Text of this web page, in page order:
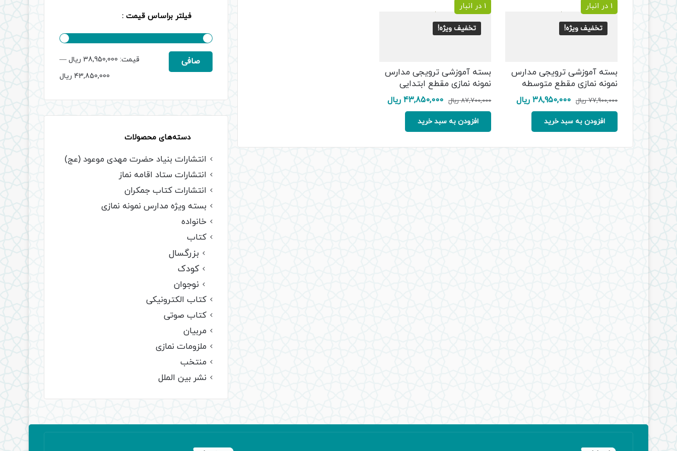
تخفیف ویژه!
1 در انبار
بسته آموزشی ترویجی مدارس
نمونه نمازی مقطع متوسطه
77,900,000 ریال قیمت
اصلی:
بود.
38,950,000 ریالقیمت
افزودن به سبد خرید
تخفیف ویژه!
1 در انبار
بسته آموزشی ترویجی مدارس
نمونه نمازی مقطع ابتدایی
87,700,000 ریال قیمت
اصلی:
بود.
43,850,000 ریالقیمت
افزودن به سبد خرید
فیلتر براساس قیمت :
حداقل
حداكثرصافی قيمت: 38,950,000 ریال
—
43,850,000 ریال
دسته‌های محصولات
انتشارات بنیاد حضرت مهدی موعود (عج)
انتشارات ستاد اقامه نماز
انتشارات کتاب جمکران
بسته ویژه مدارس نمونه نمازی
خانواده
کتاب
بزرگسال
کودک
نوجوان
کتاب الکترونیکی
کتاب صوتی
مربیان
ملزومات نمازی
منتخب
نشر بین الملل